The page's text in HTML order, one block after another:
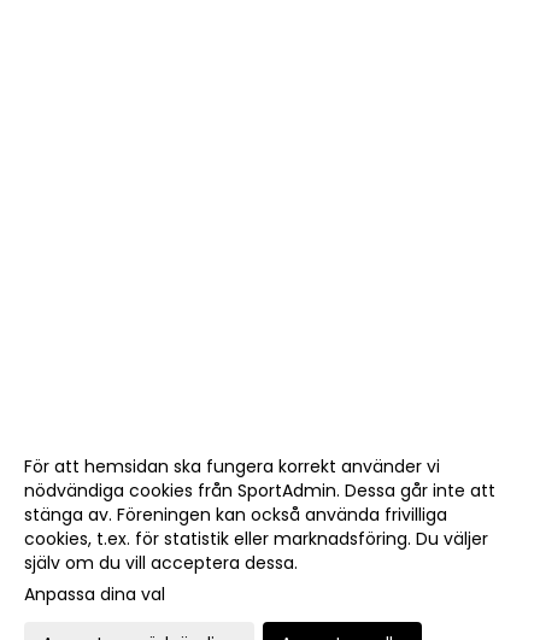
För att hemsidan ska fungera korrekt använder vi
nödvändiga cookies från SportAdmin. Dessa går inte att
stänga av. Föreningen kan också använda frivilliga
cookies, t.ex. för statistik eller marknadsföring. Du väljer
själv om du vill acceptera dessa.
Anpassa dina val